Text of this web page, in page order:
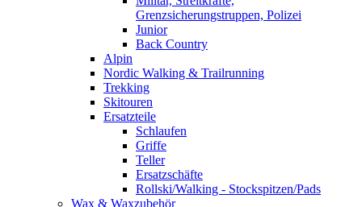
Grenzsicherungstruppen, Polizei
Junior
Back Country
Alpin
Nordic Walking & Trailrunning
Trekking
Skitouren
Ersatzteile
Schlaufen
Griffe
Teller
Ersatzschäfte
Rollski/Walking - Stockspitzen/Pads
Wax & Waxzubehör